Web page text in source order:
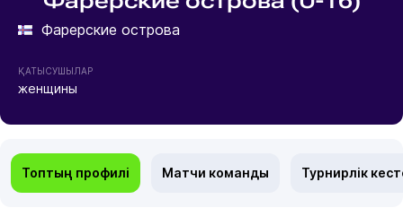
Фарерские острова
ҚАТЫСУШЫЛАР
женщины
Топтың профилі Матчи команды Турнирлік